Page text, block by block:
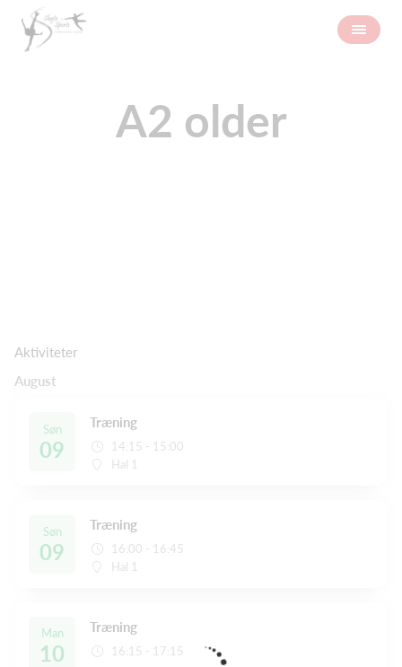
A2 older
Aktiviteter
August
Søn
09
Træning
14:15 - 15:00
Hal 1
Søn
09
Træning
16:00 - 16:45
Hal 1
Man
10
Træning
16:15 - 17:15